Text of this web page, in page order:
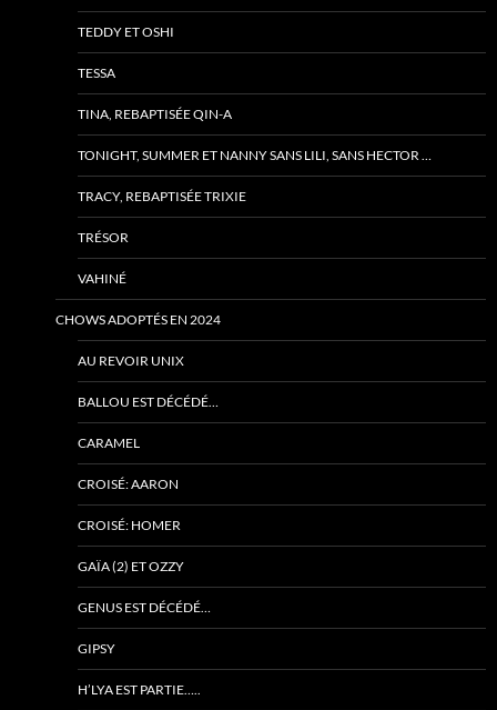
TEDDY ET OSHI
TESSA
TINA, REBAPTISÉE QIN-A
TONIGHT, SUMMER ET NANNY SANS LILI, SANS HECTOR …
TRACY, REBAPTISÉE TRIXIE
TRÉSOR
VAHINÉ
CHOWS ADOPTÉS EN 2024
AU REVOIR UNIX
BALLOU EST DÉCÉDÉ…
CARAMEL
CROISÉ: AARON
CROISÉ: HOMER
GAÏA (2) ET OZZY
GENUS EST DÉCÉDÉ…
GIPSY
H’LYA EST PARTIE…..